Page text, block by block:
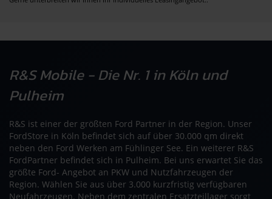
R&S Mobile - Die Nr. 1 in Köln und
Pulheim
R&S ist einer der größten Ford Partner in der Region. Unser
FordStore in Köln befindet sich auf über 30.000 qm direkt
neben den Ford Werken am Fühlinger See. Ein weiterer R&S
FordPartner befindet sich in Pulheim. Bei uns erwartet Sie das
größte Ford- Angebot an PKW und Nutzfahrzeugen der
Region. Wählen Sie aus über 3.000 kurzfristig verfügbaren
Neufahrzeugen. Neben dem zentralen Ersatzteillager sorgt